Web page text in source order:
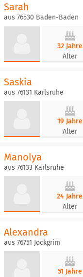
Sarah
aus 76530 Baden-Baden
32 Jahre
Alter
Saskia
aus 76131 Karlsruhe
19 Jahre
Alter
Manolya
aus 76133 Karlsruhe
24 Jahre
Alter
Alexandra
aus 76751 Jockgrim
51 Jahre